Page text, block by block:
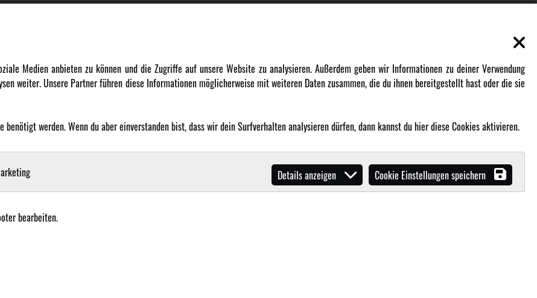
Datenschutz
Newsletter
Karriere
AMXRacing - Qualitäts RC-Zubehör
Malinos - Die kreative Seite von
Werden Sie Amewi Händler
Amewi B2B-Shop
Medien anbieten zu können und die Zugriffe auf unsere Website zu analysieren. Außerdem geben wir Informationen zu deiner Verwendung
weiter. Unsere Partner führen diese Informationen möglicherweise mit weiteren Daten zusammen, die du ihnen bereitgestellt hast oder die sie
werden. Wenn du aber einverstanden bist, dass wir dein Surfverhalten analysieren dürfen, dann kannst du hier diese Cookies aktivieren.
Cookie Einstellungen speichern
Details anzeigen
bearbeiten.